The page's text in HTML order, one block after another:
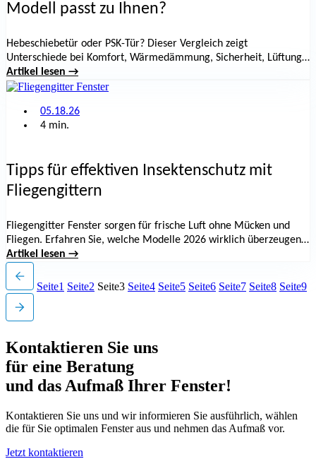
Modell passt zu Ihnen?
Hebeschiebetür oder PSK-Tür? Dieser Vergleich zeigt
Unterschiede bei Komfort, Wärmedämmung, Sicherheit, Lüftung
und Kosten – für Neubau und Renovierung.
Artikel lesen →
05.18.26
4 min.
Tipps für effektiven Insektenschutz mit
Fliegengittern
Fliegengitter Fenster sorgen für frische Luft ohne Mücken und
Fliegen. Erfahren Sie, welche Modelle 2026 wirklich überzeugen
und wie die Montage ohne Bohren gelingt.
Artikel lesen →
Seite1 Seite2 Seite3 Seite4 Seite5 Seite6 Seite7 Seite8 Seite9
Kontaktieren Sie uns
für eine Beratung
und das Aufmaß Ihrer Fenster!
Kontaktieren Sie uns und wir informieren Sie ausführlich, wählen
die für Sie optimalen Fenster aus und nehmen das Aufmaß vor.
Jetzt kontaktieren